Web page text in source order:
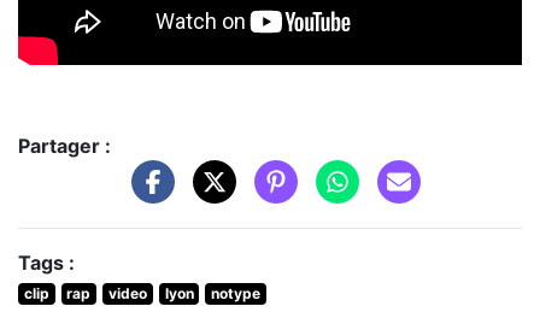
Partager :
Tags :
clip rap video lyon notype